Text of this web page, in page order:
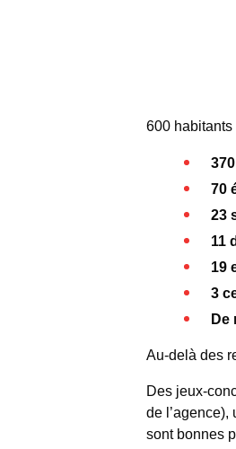
600 habitants
70
23
11
19
3
De
Au-delà des
Des jeux-
de l’agence),
sont bonnes